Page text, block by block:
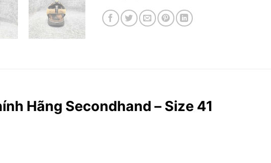
Hãng Secondhand – Size 41